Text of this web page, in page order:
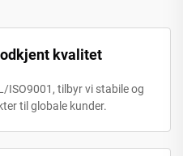
kvalitet
ISO9001, tilbyr vi stabile og
til globale kunder.